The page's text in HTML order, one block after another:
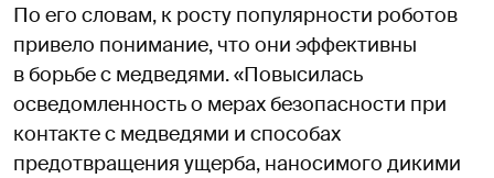
По его словам, к росту популярности роботов
привело понимание, что они эффективны
в борьбе с медведями. «Повысилась
осведомленность о мерах безопасности при
контакте с медведями и способах
предотвращения ущерба, наносимого дикими